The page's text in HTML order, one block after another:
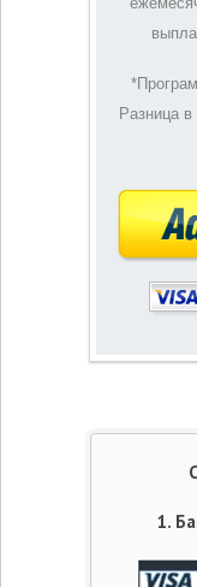
Разница в
1.